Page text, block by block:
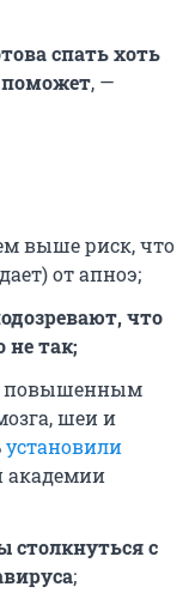
спать хоть
поможет, —
выше риск, что
от апноэ;
что
не так;
повышенным
шеи и
установили
академии
с
;